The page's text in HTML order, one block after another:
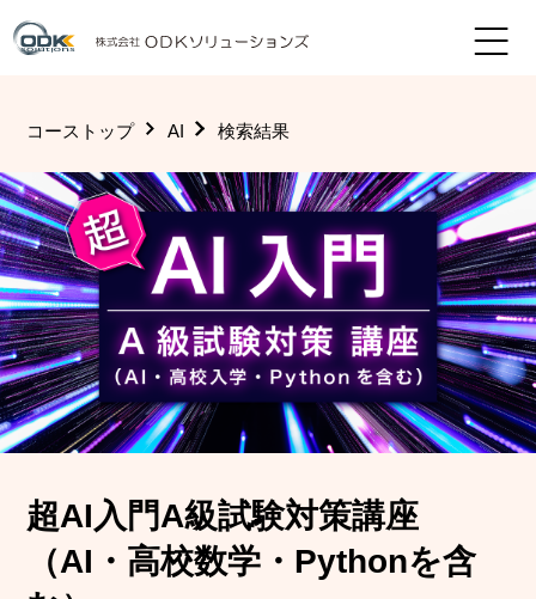
コーストップ AI 検索結果
超AI入門A級試験対策講座
（AI・高校数学・Pythonを含